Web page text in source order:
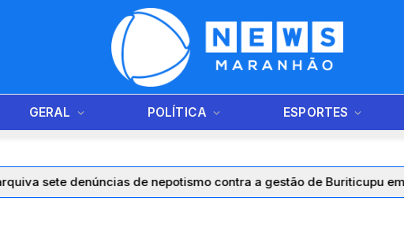
GERAL POLÍTICA ESPORTES
denúncias de nepotismo contra a gestão de Buriticupu em um